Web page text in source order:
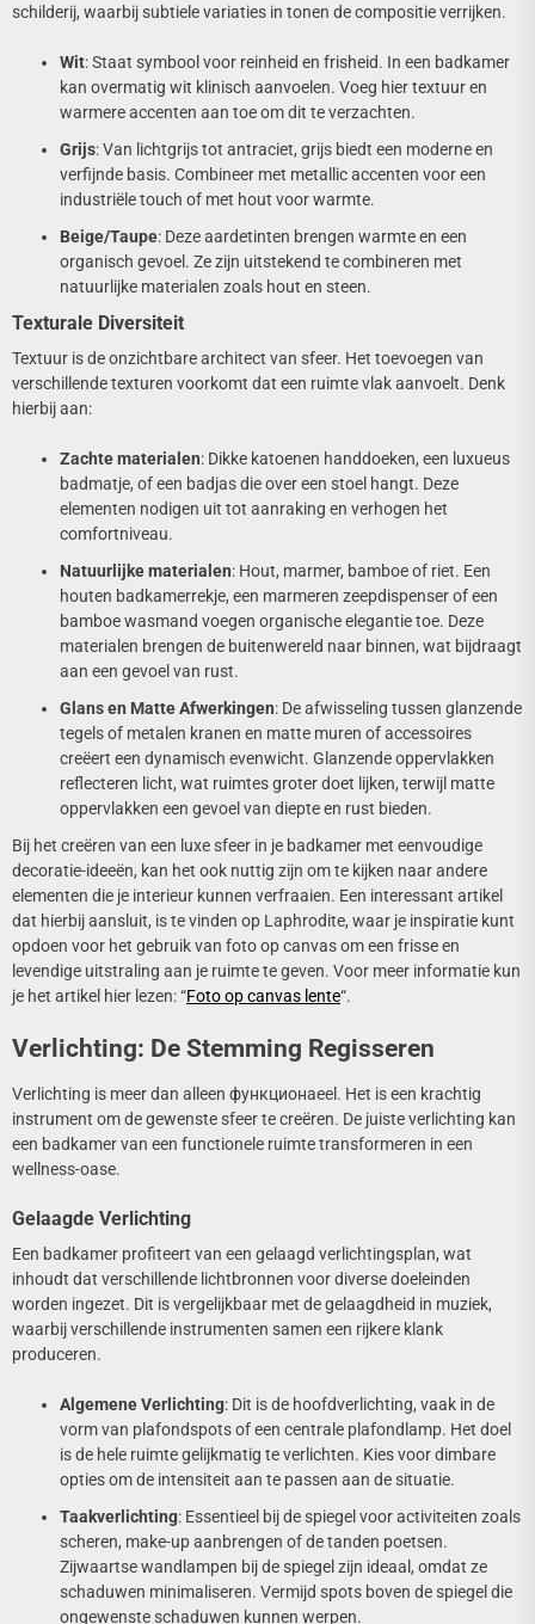
schilderij, waarbij subtiele variaties in tonen de compositie verrijken.
Wit: Staat symbool voor reinheid en frisheid. In een badkamer
kan overmatig wit klinisch aanvoelen. Voeg hier textuur en
warmere accenten aan toe om dit te verzachten.
Grijs: Van lichtgrijs tot antraciet, grijs biedt een moderne en
verfijnde basis. Combineer met metallic accenten voor een
industriële touch of met hout voor warmte.
Beige/Taupe: Deze aardetinten brengen warmte en een
organisch gevoel. Ze zijn uitstekend te combineren met
natuurlijke materialen zoals hout en steen.
Texturale Diversiteit
Textuur is de onzichtbare architect van sfeer. Het toevoegen van
verschillende texturen voorkomt dat een ruimte vlak aanvoelt. Denk
hierbij aan:
Zachte materialen: Dikke katoenen handdoeken, een luxueus
badmatje, of een badjas die over een stoel hangt. Deze
elementen nodigen uit tot aanraking en verhogen het
comfortniveau.
Natuurlijke materialen: Hout, marmer, bamboe of riet. Een
houten badkamerrekje, een marmeren zeepdispenser of een
bamboe wasmand voegen organische elegantie toe. Deze
materialen brengen de buitenwereld naar binnen, wat bijdraagt
aan een gevoel van rust.
Glans en Matte Afwerkingen: De afwisseling tussen glanzende
tegels of metalen kranen en matte muren of accessoires
creëert een dynamisch evenwicht. Glanzende oppervlakken
reflecteren licht, wat ruimtes groter doet lijken, terwijl matte
oppervlakken een gevoel van diepte en rust bieden.
Bij het creëren van een luxe sfeer in je badkamer met eenvoudige
decoratie-ideeën, kan het ook nuttig zijn om te kijken naar andere
elementen die je interieur kunnen verfraaien. Een interessant artikel
dat hierbij aansluit, is te vinden op Laphrodite, waar je inspiratie kunt
opdoen voor het gebruik van foto op canvas om een frisse en
levendige uitstraling aan je ruimte te geven. Voor meer informatie kun
je het artikel hier lezen: “Foto op canvas lente“.
Verlichting: De Stemming Regisseren
Verlichting is meer dan alleen функционаeel. Het is een krachtig
instrument om de gewenste sfeer te creëren. De juiste verlichting kan
een badkamer van een functionele ruimte transformeren in een
wellness-oase.
Gelaagde Verlichting
Een badkamer profiteert van een gelaagd verlichtingsplan, wat
inhoudt dat verschillende lichtbronnen voor diverse doeleinden
worden ingezet. Dit is vergelijkbaar met de gelaagdheid in muziek,
waarbij verschillende instrumenten samen een rijkere klank
produceren.
Algemene Verlichting: Dit is de hoofdverlichting, vaak in de
vorm van plafondspots of een centrale plafondlamp. Het doel
is de hele ruimte gelijkmatig te verlichten. Kies voor dimbare
opties om de intensiteit aan te passen aan de situatie.
Taakverlichting: Essentieel bij de spiegel voor activiteiten zoals
scheren, make-up aanbrengen of de tanden poetsen.
Zijwaartse wandlampen bij de spiegel zijn ideaal, omdat ze
schaduwen minimaliseren. Vermijd spots boven de spiegel die
ongewenste schaduwen kunnen werpen.